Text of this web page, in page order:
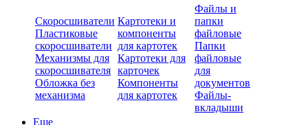
Скоросшиватели
Пластиковые
скоросшиватели
Механизмы для
скоросшивателя
Обложка без
механизма
Картотеки и
компоненты
для картотек
Картотеки для
карточек
Компоненты
для картотек
Файлы и
папки
файловые
Папки
файловые
для
документов
Файлы-
вкладыши
Еще